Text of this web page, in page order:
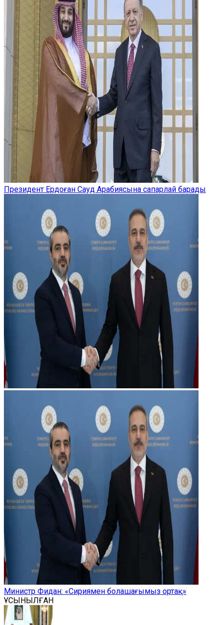
Президент Ердоған Сауд Арабиясына сапарлай барады
Министр Фидан: «Сириямен болашағымыз ортақ»
ҰСЫНЫЛҒАН